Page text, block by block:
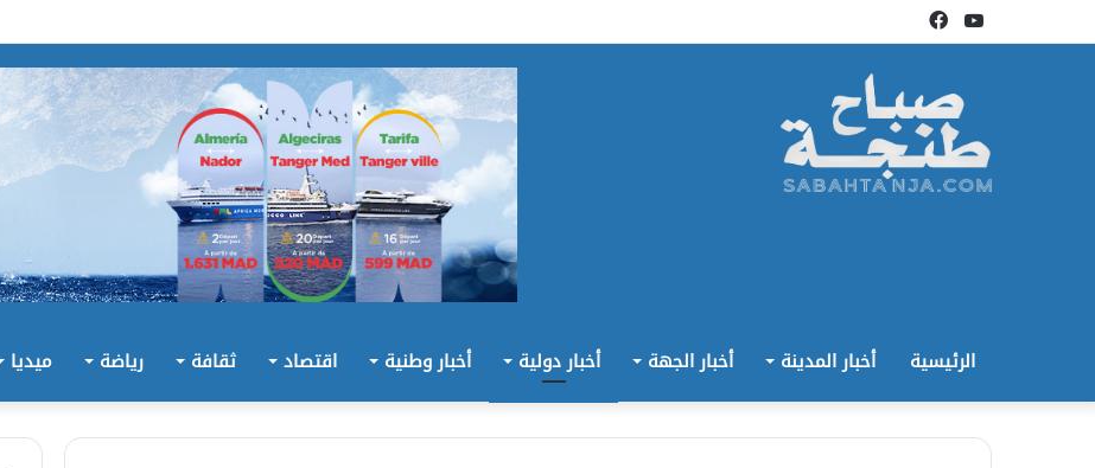
فيسبوكيوتيوب
الرئيسية أخبار المدينة أخبار الجهة أخبار دولية أخبار وطنية اقتصاد ثقافة رياضة ميديا